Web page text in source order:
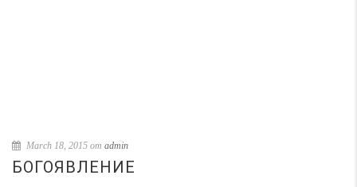
March 18, 2015 от admin
БОГОЯВЛЕНИЕ